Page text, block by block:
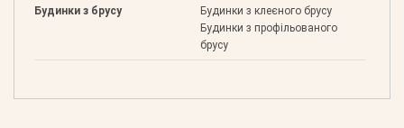
Будинки з брусу
Будинки з клеєного брусу
Будинки з профільованого
брусу